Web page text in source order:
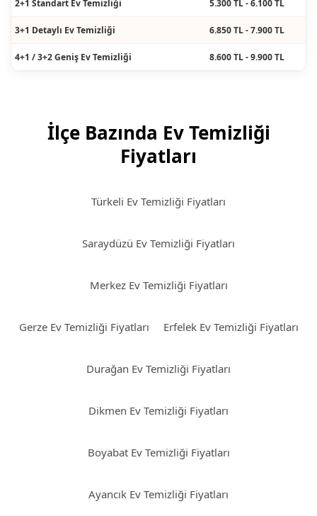
2+1 Standart Ev Temizliği 5.300 TL - 6.100 TL
3+1 Detaylı Ev Temizliği 6.850 TL - 7.900 TL
4+1 / 3+2 Geniş Ev Temizliği 8.600 TL - 9.900 TL
İlçe Bazında Ev Temizliği
Fiyatları
Türkeli Ev Temizliği Fiyatları
Saraydüzü Ev Temizliği Fiyatları
Merkez Ev Temizliği Fiyatları
Gerze Ev Temizliği Fiyatları Erfelek Ev Temizliği Fiyatları
Durağan Ev Temizliği Fiyatları
Dikmen Ev Temizliği Fiyatları
Boyabat Ev Temizliği Fiyatları
Ayancık Ev Temizliği Fiyatları